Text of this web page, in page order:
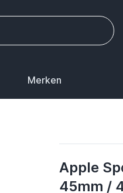
Merken
Apple
45mm /